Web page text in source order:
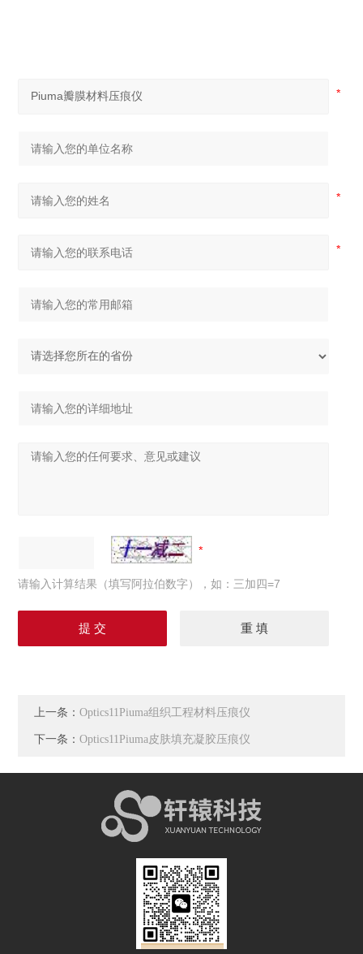
请输入计算结果（填写阿拉伯数字），如：三加四=7
上一条：Optics11Piuma组织工程材料压痕仪
下一条：Optics11Piuma皮肤填充凝胶压痕仪